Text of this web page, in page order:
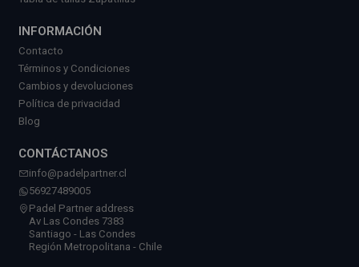
INFORMACIÓN
Contacto
Términos y Condiciones
Cambios y devoluciones
Política de privacidad
Blog
CONTÁCTANOS
info@padelpartner.cl
56927489005
Padel Partner address
Av Las Condes 7383
Santiago - Las Condes
Región Metropolitana - Chile